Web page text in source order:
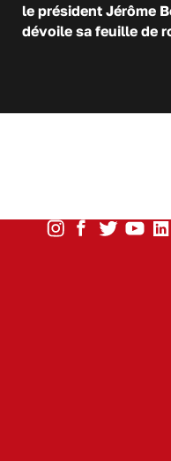
le président Jérôme
dévoile sa feuille de